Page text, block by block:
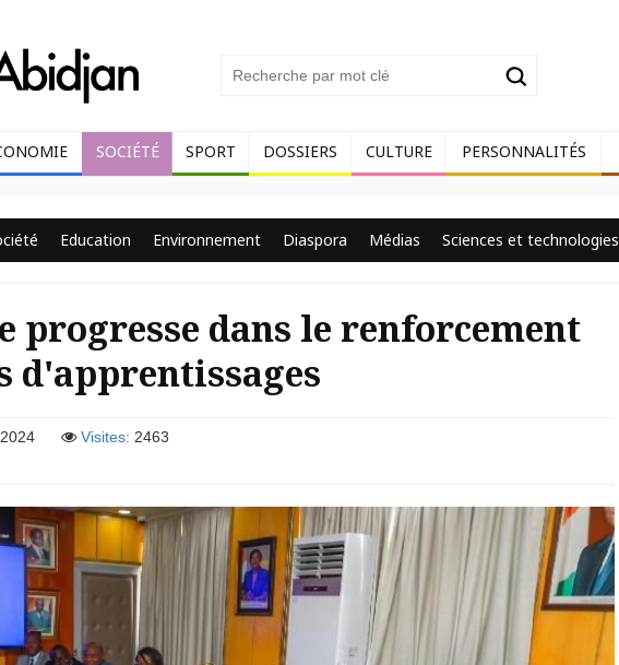
SOCIÉTÉ SPORT DOSSIERS CULTURE PERSONNALITÉS
Education Environnement Diaspora Médias Sciences et technologies
progresse dans le renforcement
d'apprentissages
Visites: 2463